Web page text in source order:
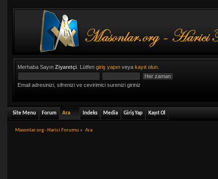
Merhaba Sayın Ziyaretçi. Lütfen giriş yapınveya kayıt olun.
Email adresinizi, sifrenizi ve cevirimici surenizi giriniz
Site Menu Forum Ara Indeks Media Giriş Yap Kayıt Ol
Masonlar.org - Harici Forumu » Ara